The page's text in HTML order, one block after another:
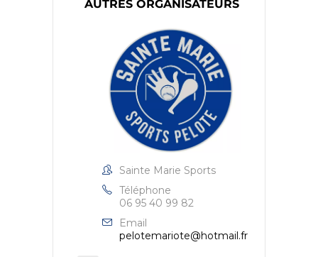
AUTRES ORGANISATEURS
Sainte Marie Sports
Téléphone
06 95 40 99 82
Email
pelotemariote@hotmail.fr